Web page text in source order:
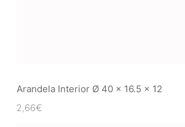
Arandela Interior Ø 40 x 16.5 x 12
2,66€